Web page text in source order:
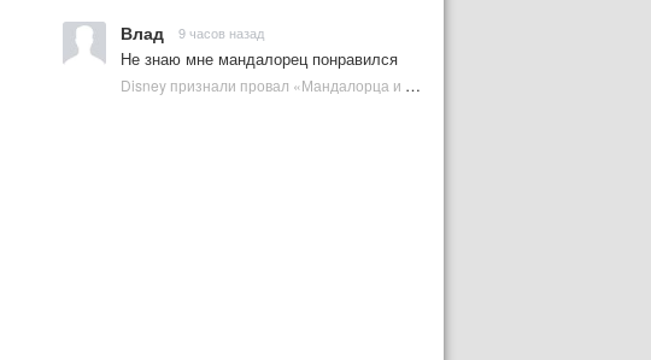
Влад 9 часов назад
Не знаю мне мандалорец понравился
Disney признали провал «Мандалорца и Грогу» и еще одной новинки | Plugged In Ru